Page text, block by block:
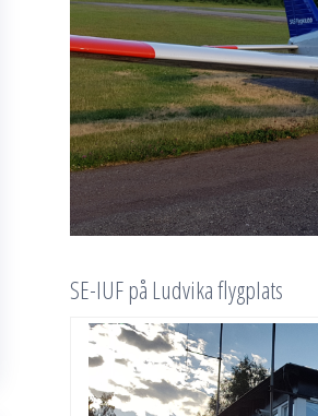
SE-IUF på Ludvika flygplats